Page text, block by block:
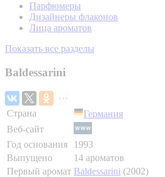
Парфюмеры
Дизайнеры флаконов
Лица ароматов
Показать все разделы
Baldessarini
Страна
Германия
Веб-сайт
Год основания
1993
Выпущено
14 ароматов
Первый аромат Baldessarini (2002)